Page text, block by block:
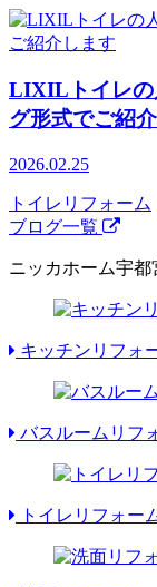
LIXILトイレの
グ形式でご紹
2026.02.25
トイレリフォーム
ブログ一覧
ニッカホーム宇都
キッチンリフォ
バスルームリフ
トイレリフォー